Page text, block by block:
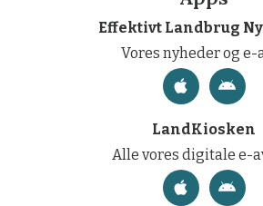
Effektivt Landbrug
Vores nyheder og e-
LandKiosken
Alle vores digitale e-